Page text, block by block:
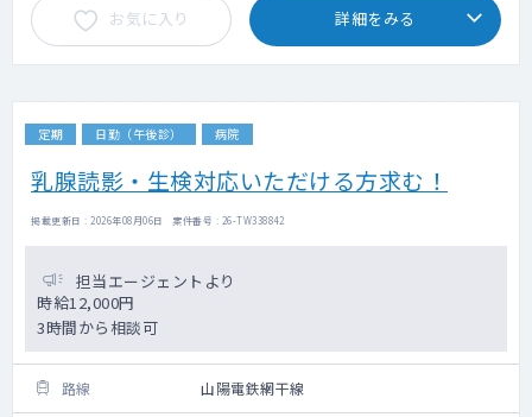
お気に入り 詳細をみる
定期 日勤（午後診） 病院
乳腺読影・生検対応いただける方求む！
掲載更新日 : 2026年08月06日 案件番号 : 26-TW338842
担当エージェントより
時給12,000円
3時間から相談可
路線 山陽電鉄網干線